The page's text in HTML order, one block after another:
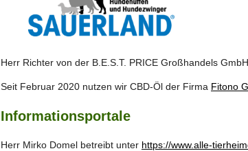
Herr Richter von der B.E.S.T. PRICE Großhandels
Seit Februar 2020 nutzen wir CBD-Öl der Firma Fitono
Informationsportale
Herr Mirko Domel betreibt unter https://www.alle-